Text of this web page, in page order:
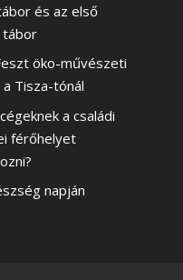
és az első
öko-művészeti
Tisza-tónál
a családi
férőhelyet
napján